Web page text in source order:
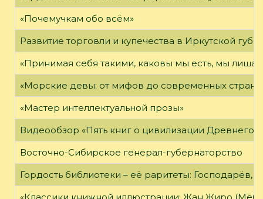
«Почемучкам обо всём»
Развитие торговли и купечества в Иркутской
«Принимая себя такими, каковы мы есть, мы
«Морские девы: от мифов до современных
«Мастер интеллектуальной прозы»
Видеообзор «Пять книг о цивилизации Древнего
Восточно-Сибирское генерал-губернаторство
Гордость библиотеки – её раритеты: